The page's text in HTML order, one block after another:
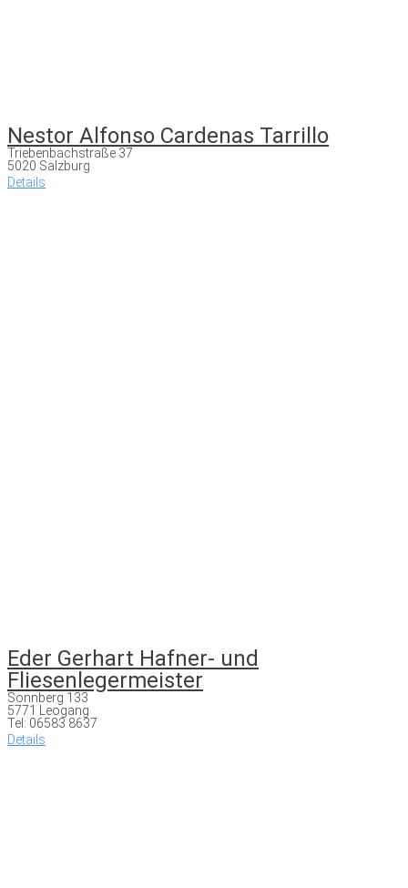
Nestor Alfonso Cardenas Tarrillo
Triebenbachstraße 37
5020 Salzburg
Details
Eder Gerhart Hafner- und
Fliesenlegermeister
Sonnberg 133
5771 Leogang
Tel: 06583 8637
Details